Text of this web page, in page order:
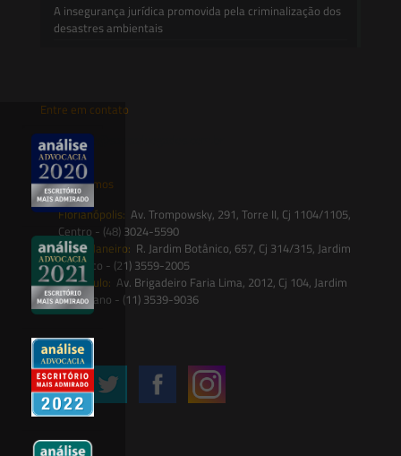
A insegurança jurídica promovida pela criminalização dos
desastres ambientais
Entre em contato
contato@saesadvogados.com.br
Onde estamos
Florianópolis: Av. Trompowsky, 291, Torre II, Cj 1104/1105,
Centro - (48) 3024-5590
Rio de Janeiro: R. Jardim Botânico, 657, Cj 314/315, Jardim
Botânico - (21) 3559-2005
São Paulo: Av. Brigadeiro Faria Lima, 2012, Cj 104, Jardim
Paulistano - (11) 3539-9036
Siga-nos